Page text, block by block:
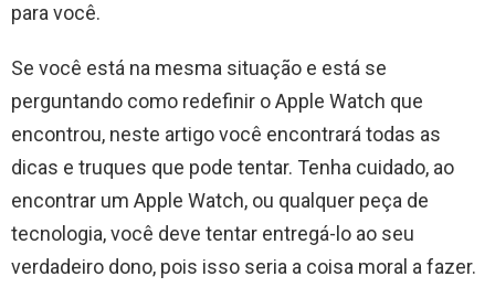
para você.
Se você está na mesma situação e está se
perguntando como redefinir o Apple Watch que
encontrou, neste artigo você encontrará todas as
dicas e truques que pode tentar. Tenha cuidado, ao
encontrar um Apple Watch, ou qualquer peça de
tecnologia, você deve tentar entregá-lo ao seu
verdadeiro dono, pois isso seria a coisa moral a fazer.